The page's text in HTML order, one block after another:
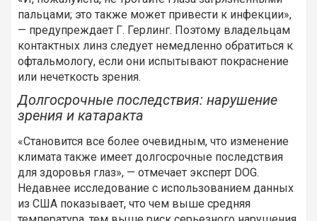
пальцами; это также может привести к инфекции»,
— предупреждает Г. Герлинг. Поэтому владельцам
контактных линз следует немедленно обратиться к
офтальмологу, если они испытывают покраснение
или нечеткость зрения.
Долгосрочные последствия: нарушение
зрения и катаракта
«Становится все более очевидным, что изменение
климата также имеет долгосрочные последствия
для здоровья глаз», — отмечает эксперт DOG.
Недавнее исследование с использованием данных
из США показывает, что чем выше средняя